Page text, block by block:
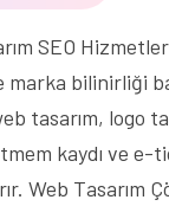
SEO
bilinirliği
tasarım, logo
kaydı ve
Web Tasarım